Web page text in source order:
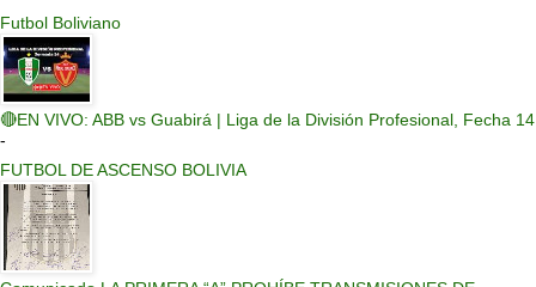
Futbol Boliviano
🔴EN VIVO: ABB vs Guabirá | Liga de la División Profesional, Fecha 14
-
FUTBOL DE ASCENSO BOLIVIA